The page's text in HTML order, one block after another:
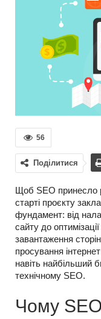
56
Поділитися
Щоб SEO принесло
старті проєкту
фундамент: від
сайту до
завантаження
просування
навіть найбільший
технічному SEO.
Чому